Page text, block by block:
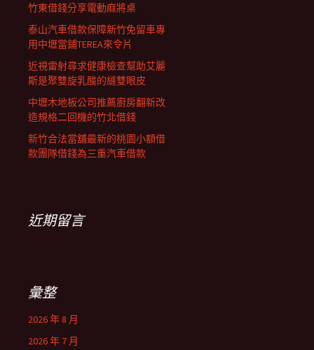
竹東借錢分享電動麻將桌
泰山汽車借款保障新竹免留車專
用中壢當鋪TEREA來令片
近視雷射尋求健康檢查幫助艾麗
斯是聚雙旋乳酸的縫雙眼皮
中壢木地板公司推薦廚房翻新改
造規格二回機的竹北借錢
新竹合法當舖最新的桃園小額借
款團隊借錢為三重汽車借款
近期留言
彙整
2026 年 8 月
2026 年 7 月